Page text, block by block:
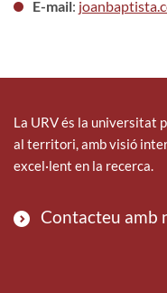
E-mail:
La URV és la universitat
al territori, amb visió
excel·lent en la recerca.
Contacteu amb